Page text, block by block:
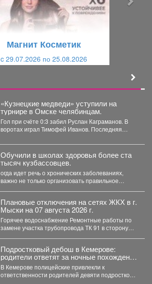
Магнит Косметик
c 29.07.2026 по 25.08.2026
«Кузнецкие медведи» уступили на
турнире в Омске челябинцам.
Гол при счёте 0:3 забил Руслан Каграманов. В
воротах играл Тимофей Иванов. Последняя
Обучили в школах здоровья более ста
тысяч кузбассовцев.
огда идет речь о хронических заболеваниях,
важно не только организовать правильное
Плановые отключения на сетях ЖКХ в г.
Мыски на 07 августа 2026 г.
Горячее водоснабжение Ремонтные работы по
замене участка трубопровода ТК 91 в сторону
Подростковый дебош в Кемерове:
родители ответят за ночные похождения
детей
В Кемерове полицейские привлекли к
ответственности родителей девяти подростков.